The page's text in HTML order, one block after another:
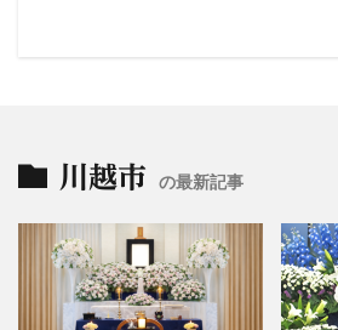
川越市 の最新記事